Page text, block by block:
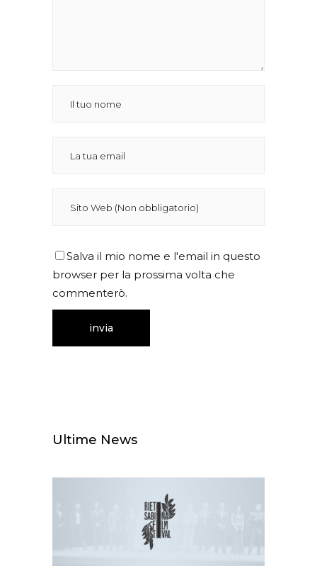
Salva il mio nome e l'email in questo
browser per la prossima volta che
commenterò.
Ultime News